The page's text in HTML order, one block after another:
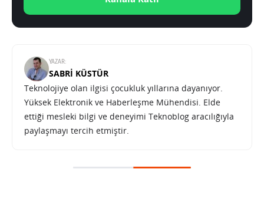
YAZAR:
SABRI KÜSTÜR
Teknolojiye olan ilgisi çocukluk yıllarına dayanıyor.
Yüksek Elektronik ve Haberleşme Mühendisi. Elde
ettiği mesleki bilgi ve deneyimi Teknoblog aracılığıyla
paylaşmayı tercih etmiştir.